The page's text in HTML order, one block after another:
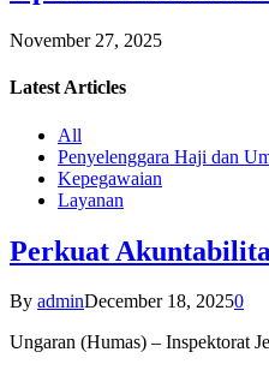
November 27, 2025
Latest Articles
All
Penyelenggara Haji dan
Kepegawaian
Layanan
Perkuat
By adminDecember 18, 20250
Ungaran (Humas) – Inspektorat